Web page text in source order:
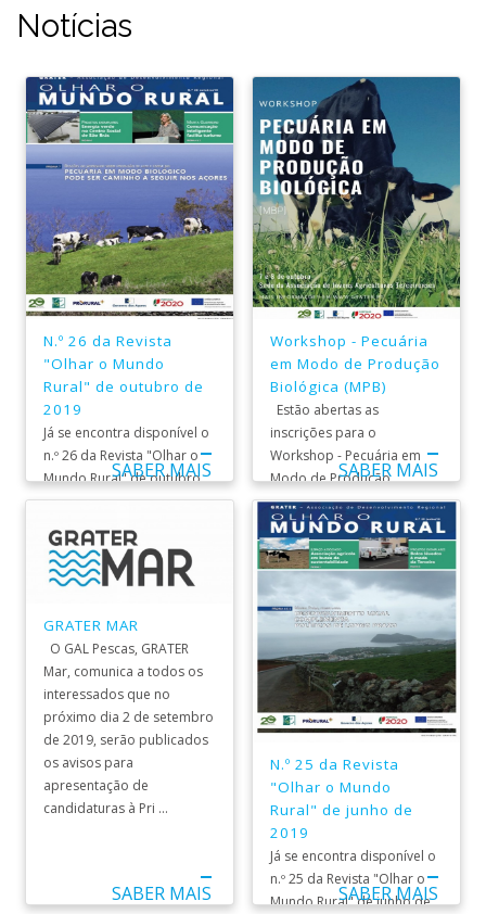
Notícias
N.º 26 da Revista
"Olhar o Mundo
Rural" de outubro de
2019
Já se encontra disponível o
n.º 26 da Revista "Olhar o
Mundo Rural" de outubro
de 2019 e, pode consultá-
SABER MAIS
Workshop - Pecuária
em Modo de Produção
Biológica (MPB)
Estão abertas as
inscrições para o
Workshop - Pecuária em
Modo de Produção
Biológica (MPB). Encontra
aq ...
SABER MAIS
GRATER MAR
O GAL Pescas, GRATER
Mar, comunica a todos os
interessados que no
próximo dia 2 de setembro
de 2019, serão publicados
os avisos para
apresentação de
candidaturas à Pri ...
SABER MAIS
N.º 25 da Revista
"Olhar o Mundo
Rural" de junho de
2019
Já se encontra disponível o
n.º 25 da Revista "Olhar o
Mundo Rural" de junho de
SABER MAIS